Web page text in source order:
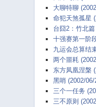
大聊特聊
命犯天煞孤星
台囧2：竹北
十强赛第一阶
九运会总算结
两个噩耗
东方凤凰涅槃
黑哨 (2002/
三个一任务
三不原则